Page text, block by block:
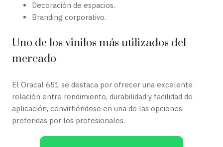
Decoración de espacios.
Branding corporativo.
Uno de los vinilos más utilizados del
mercado
El Oracal 651 se destaca por ofrecer una excelente
relación entre rendimiento, durabilidad y facilidad de
aplicación, convirtiéndose en una de las opciones
preferidas por los profesionales.